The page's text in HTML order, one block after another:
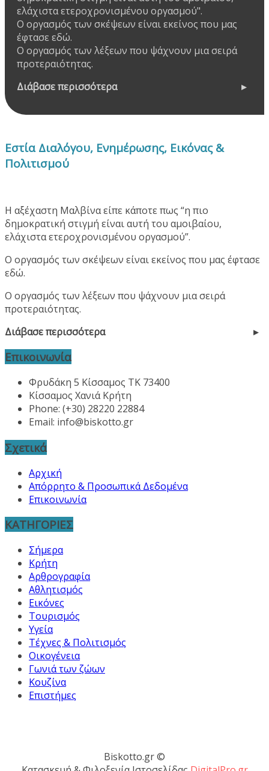
ελάχιστα ετεροχρονισμένου οργασμού".
Ο οργασμός των σκέψεων είναι εκείνος που μας
έφτασε εδώ.
Ο οργασμός των λέξεων που ψάχνουν μια σειρά
προτεραιότητας.
Διάβασε περισσότερα
Εστία Διαλόγου, Ενημέρωσης, Εικόνας &
Πολιτισμού
Η αξέχαστη Μαλβίνα είπε κάποτε πως “η πιο
δημοκρατική στιγμή είναι αυτή του αμοιβαίου,
ελάχιστα ετεροχρονισμένου οργασμού”.
Ο οργασμός των σκέψεων είναι εκείνος που μας έφτασε
εδώ.
Ο οργασμός των λέξεων που ψάχνουν μια σειρά
προτεραιότητας.
Διάβασε περισσότερα
Επικοινωνία
Φρυδάκη 5 Κίσσαμος ΤΚ 73400
Κίσσαμος Χανιά Κρήτη
Phone: (+30) 28220 22884
Email: info@biskotto.gr
Σχετικά
Αρχική
Απόρρητο & Προσωπικά Δεδομένα
Επικοινωνία
ΚΑΤΗΓΟΡΙΕΣ
Σήμερα
Κρήτη
Αρθρογραφία
Αθλητισμός
Εικόνες
Τουρισμός
Υγεία
Τέχνες & Πολιτισμός
Οικογένεια
Γωνιά των ζώων
Κουζίνα
Επιστήμες
Biskotto.gr ©